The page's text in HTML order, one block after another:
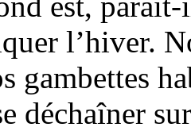
l’hiver.
gambettes
déchaîner